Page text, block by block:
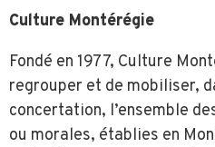
Culture Montérégie
Fondé en 1977, Culture
regrouper et de mobiliser,
concertation, l’ensemble
ou morales, établies en